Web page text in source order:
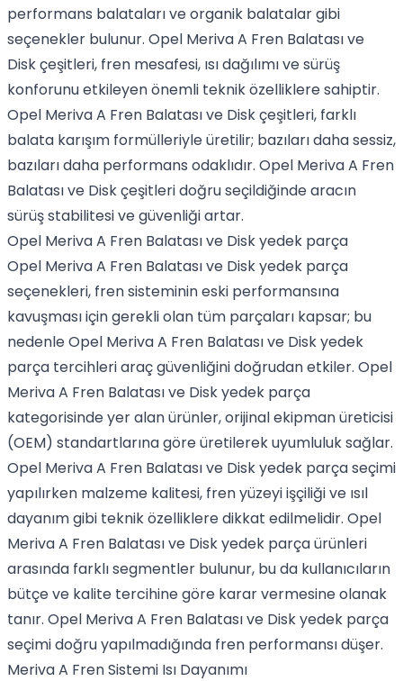
performans balataları ve organik balatalar gibi
seçenekler bulunur. Opel Meriva A Fren Balatası ve
Disk çeşitleri, fren mesafesi, ısı dağılımı ve sürüş
konforunu etkileyen önemli teknik özelliklere sahiptir.
Opel Meriva A Fren Balatası ve Disk çeşitleri, farklı
balata karışım formülleriyle üretilir; bazıları daha sessiz,
bazıları daha performans odaklıdır. Opel Meriva A Fren
Balatası ve Disk çeşitleri doğru seçildiğinde aracın
sürüş stabilitesi ve güvenliği artar.
Opel Meriva A Fren Balatası ve Disk yedek parça
Opel Meriva A Fren Balatası ve Disk yedek parça
seçenekleri, fren sisteminin eski performansına
kavuşması için gerekli olan tüm parçaları kapsar; bu
nedenle Opel Meriva A Fren Balatası ve Disk yedek
parça tercihleri araç güvenliğini doğrudan etkiler. Opel
Meriva A Fren Balatası ve Disk yedek parça
kategorisinde yer alan ürünler, orijinal ekipman üreticisi
(OEM) standartlarına göre üretilerek uyumluluk sağlar.
Opel Meriva A Fren Balatası ve Disk yedek parça seçimi
yapılırken malzeme kalitesi, fren yüzeyi işçiliği ve ısıl
dayanım gibi teknik özelliklere dikkat edilmelidir. Opel
Meriva A Fren Balatası ve Disk yedek parça ürünleri
arasında farklı segmentler bulunur, bu da kullanıcıların
bütçe ve kalite tercihine göre karar vermesine olanak
tanır. Opel Meriva A Fren Balatası ve Disk yedek parça
seçimi doğru yapılmadığında fren performansı düşer.
Meriva A Fren Sistemi Isı Dayanımı